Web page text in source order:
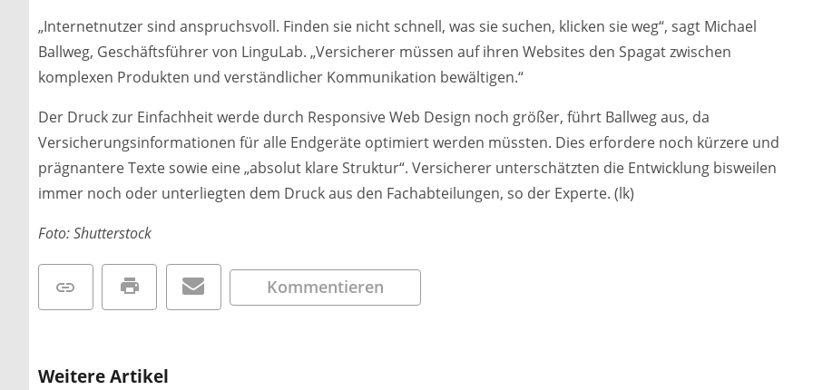
„Internetnutzer sind anspruchsvoll. Finden sie nicht schnell, was sie suchen, klicken sie weg“, sagt Michael
Ballweg, Geschäftsführer von LinguLab. „Versicherer müssen auf ihren Websites den Spagat zwischen
komplexen Produkten und verständlicher Kommunikation bewältigen.“
Der Druck zur Einfachheit werde durch Responsive Web Design noch größer, führt Ballweg aus, da
Versicherungsinformationen für alle Endgeräte optimiert werden müssten. Dies erfordere noch kürzere und
prägnantere Texte sowie eine „absolut klare Struktur“. Versicherer unterschätzten die Entwicklung bisweilen
immer noch oder unterliegten dem Druck aus den Fachabteilungen, so der Experte. (lk)
Foto: Shutterstock
Kommentieren
Weitere Artikel